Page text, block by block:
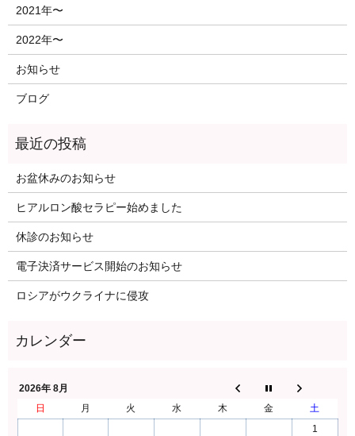
2021年〜
2022年〜
お知らせ
ブログ
お盆休みのお知らせ
ヒアルロン酸セラピー始めました
休診のお知らせ
電子決済サービス開始のお知らせ
ロシアがウクライナに侵攻
2026年 8月
日
月 火 水 木 金
土
1